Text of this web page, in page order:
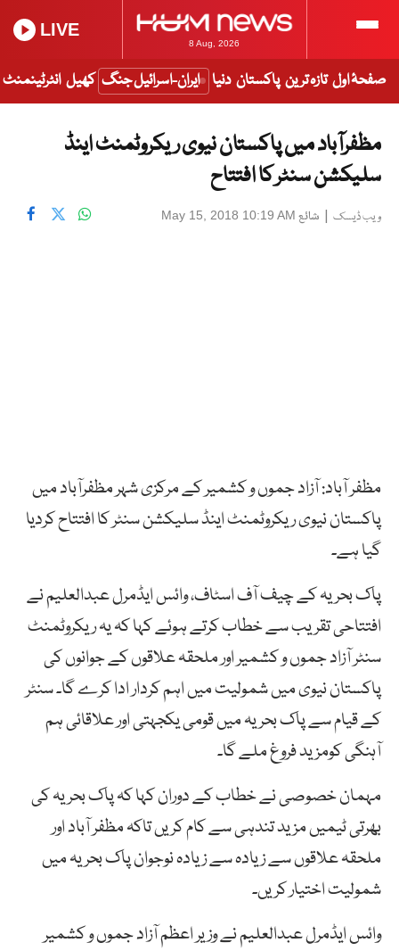
8 Aug, 2026
LIVE
صفحۂ اول تازہ ترین پاکستان دنیا ایران-اسرائیل جنگ کھیل انٹرٹینمنٹ
مظفرآباد میں پاکستان نیوی ریکروٹمنٹ اینڈ
سلیکشن سنٹر کا افتتاح
ویب ڈیسک | شائع May 15, 2018 10:19 AM
مظفر آباد: آزاد جموں و کشمیر کے مرکزی شہر مظفرآباد میں
پاکستان نیوی ریکروٹمنٹ اینڈ سلیکشن سنٹر کا افتتاح کردیا
گیا ہے۔
پاک بحریہ کے چیف آف اسٹاف، وائس ایڈمرل عبدالعلیم نے
افتتاحی تقریب سے خطاب کرتے ہوئے کہا کہ یہ ریکروٹمنٹ
سنٹر آزاد جموں و کشمیر اور ملحقہ علاقوں کے جوانوں کی
پاکستان نیوی میں شمولیت میں اہم کردار ادا کرے گا۔ سنٹر
کے قیام سے پاک بحریہ میں قومی یکجہتی اور علاقائی ہم
آہنگی کومزید فروغ ملے گا۔
مہمان خصوصی نے خطاب کے دوران کہا کہ پاک بحریہ کی
بھرتی ٹیمیں مزید تندہی سے کام کریں تاکہ مظفر آباد اور
ملحقہ علاقوں سے زیادہ سے زیادہ نوجوان پاک بحریہ میں
شمولیت اختیار کریں۔
وائس ایڈمرل عبدالعلیم نے وزیر اعظم آزاد جموں و کشمیر